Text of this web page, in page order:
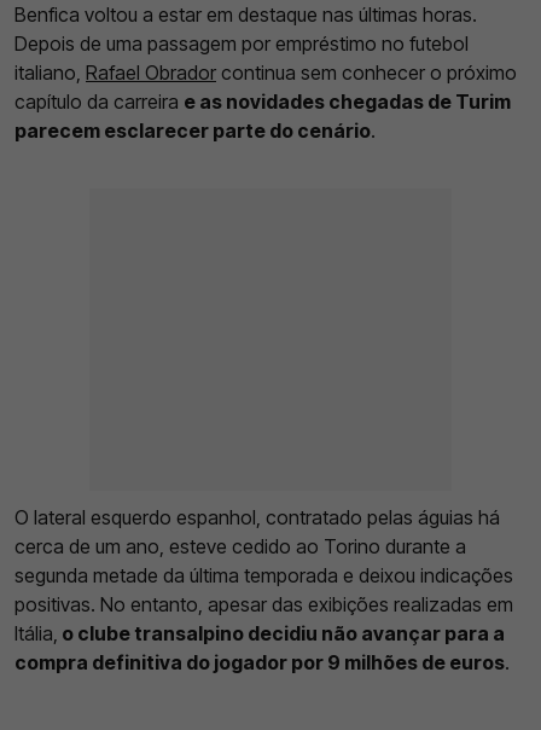
Benfica voltou a estar em destaque nas últimas horas.
Depois de uma passagem por empréstimo no futebol
italiano, Rafael Obrador continua sem conhecer o próximo
capítulo da carreira e as novidades chegadas de Turim
parecem esclarecer parte do cenário.
O lateral esquerdo espanhol, contratado pelas águias há
cerca de um ano, esteve cedido ao Torino durante a
segunda metade da última temporada e deixou indicações
positivas. No entanto, apesar das exibições realizadas em
Itália, o clube transalpino decidiu não avançar para a
compra definitiva do jogador por 9 milhões de euros.